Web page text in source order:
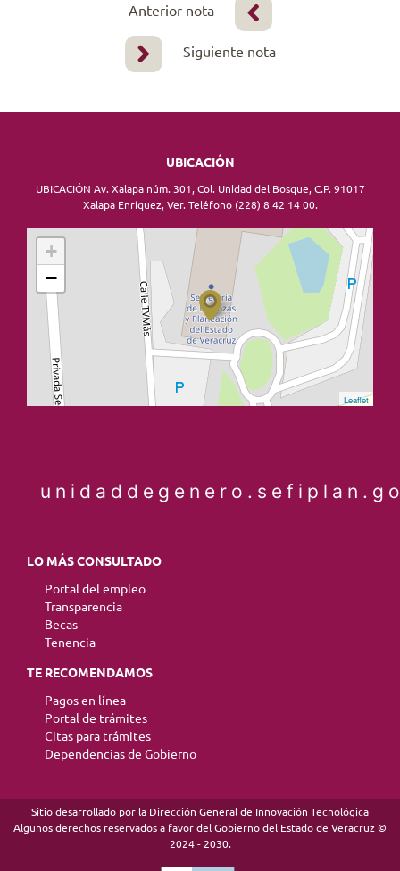
Anterior nota
Siguiente nota
UBICACIÓN
UBICACIÓN Av. Xalapa núm. 301, Col. Unidad del Bosque, C.P. 91017
Xalapa Enríquez, Ver. Teléfono (228) 8 42 14 00.
+
−
Leaflet
LO MÁS CONSULTADO
Portal del empleo
Transparencia
Becas
Tenencia
TE RECOMENDAMOS
Pagos en línea
Portal de trámites
Citas para trámites
Dependencias de Gobierno
Sitio desarrollado por la Dirección General de Innovación Tecnológica
Algunos derechos reservados a favor del Gobierno del Estado de Veracruz ©
2024 - 2030.